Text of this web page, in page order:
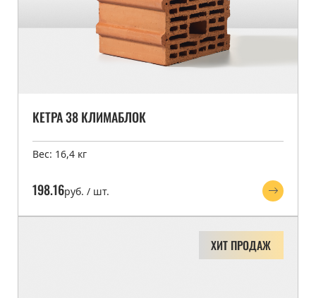
КЕТРА 38 КЛИМАБЛОК
Вес: 16,4 кг
198.16руб. / шт.
ХИТ ПРОДАЖ